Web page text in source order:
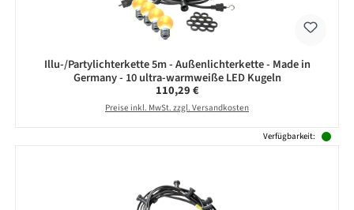
Illu-/Partylichterkette 5m - Außenlichterkette - Made in
Germany - 10 ultra-warmweiße LED Kugeln
Regulärer Preis:
110,29 €
Preise inkl. MwSt. zzgl. Versandkosten
Verfügbarkeit: